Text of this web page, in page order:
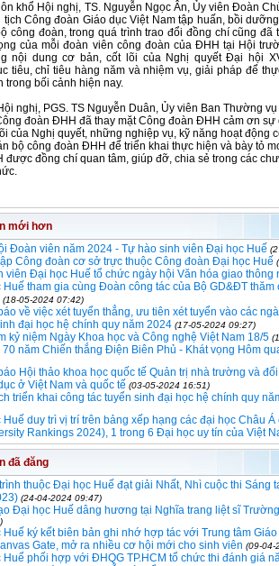
khổ Hội nghị, TS. Nguyễn Ngọc Ân, Ủy viên Đoàn
tịch Công đoàn Giáo dục Việt Nam tập huấn, bồi
công đoàn, trong quá trình trao đổi đồng chí cũng đã
của mỗi đoàn viên công đoàn của ĐHH tại Hội
nội dung cơ bản, cốt lõi của Nghị quyết Đại hội
tiêu, chỉ tiêu hàng năm và nhiệm vụ, giải pháp để
trong bối cảnh hiện nay.
nghị, PGS. TS Nguyễn Duân, Ủy viên Ban Thường
đoàn ĐHH đã thay mặt Công đoàn ĐHH cảm ơn
của Nghị quyết, những nghiệp vụ, kỹ năng hoạt động
bộ công đoàn ĐHH để triển khai thực hiện và bày tỏ
được đồng chí quan tâm, giúp đỡ, chia sẻ trong các
mới hơn
Đoàn viên năm 2024 - Tự hào sinh viên Đại học Huế
Công đoàn cơ sở trực thuộc Công đoàn Đại học Huế
viên Đại học Huế tổ chức ngày hội Văn hóa giao thông
tham gia cùng Đoàn công tác của Bộ GD&ĐT
(18-05-2024 07:42)
về việc xét tuyển thẳng, ưu tiên xét tuyển vào các
đại học hệ chính quy năm 2024 (17-05-2024 09:27)
kỷ niệm Ngày Khoa học và Công nghệ Việt Nam 18/5
70 năm Chiến thắng Điện Biên Phủ - Khát vọng Hôm
Hội thảo khoa học quốc tế Quản trị nhà trường và
ở Việt Nam và quốc tế (03-05-2024 16:51)
triển khai công tác tuyển sinh đại học hệ chính quy
duy trì vị trí trên bảng xếp hạng các đại học Châu
Rankings 2024), 1 trong 6 Đại học uy tín của Việt
đã đăng
thuộc Đại học Huế đạt giải Nhất, Nhì cuộc thi Sáng
(24-04-2024 09:47)
Đại học Huế dâng hương tại Nghĩa trang liệt sĩ
ký kết biên bản ghi nhớ hợp tác với Trung tâm
Gate, mở ra nhiều cơ hội mới cho sinh viên (09-04-
phối hợp với ĐHQG TP.HCM tổ chức thi đánh giá